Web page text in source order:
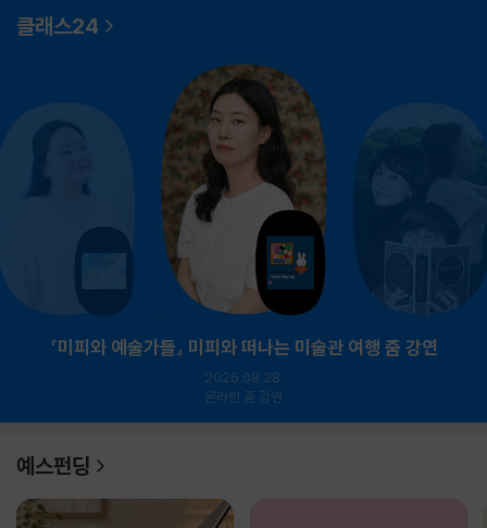
클래스24
『미피와 예술가들』 미피와 떠나는 미술관 여행 줌 강연
2026.08.28.
온라인 줌 강연
예스펀딩